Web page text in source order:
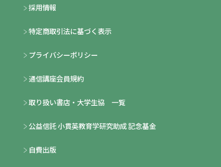
採用情報
特定商取引法に基づく表示
プライバシーポリシー
通信講座会員規約
取り扱い書店・大学生協 一覧
公益信託 小貫英教育学研究助成 記念基金
自費出版